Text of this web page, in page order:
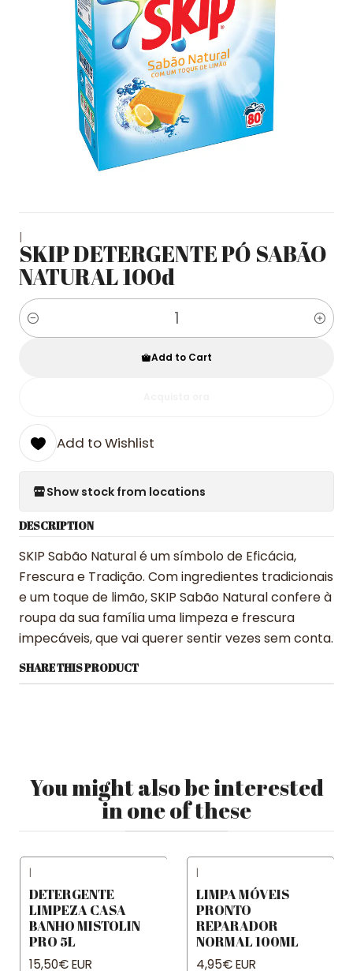
|
SKIP DETERGENTE PÓ SABÃO
NATURAL 100d
Quantity
Add to Cart
Add to Wishlist
Show stock from locations
DESCRIPTION
SKIP Sabão Natural é um símbolo de Eficácia,
Frescura e Tradição. Com ingredientes tradicionais
e um toque de limão, SKIP Sabão Natural confere à
roupa da sua família uma limpeza e frescura
impecáveis, que vai querer sentir vezes sem conta.
SHARE THIS PRODUCT
You might also be interested
in one of these
|
DETERGENTE
LIMPEZA CASA
BANHO MISTOLIN
PRO 5L
15,50€ EUR
|
LIMPA MÓVEIS
PRONTO
REPARADOR
NORMAL 100ML
4,95€ EUR